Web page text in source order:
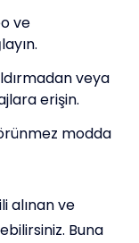
ve
veya
erişin.
modda
alınan ve
Buna